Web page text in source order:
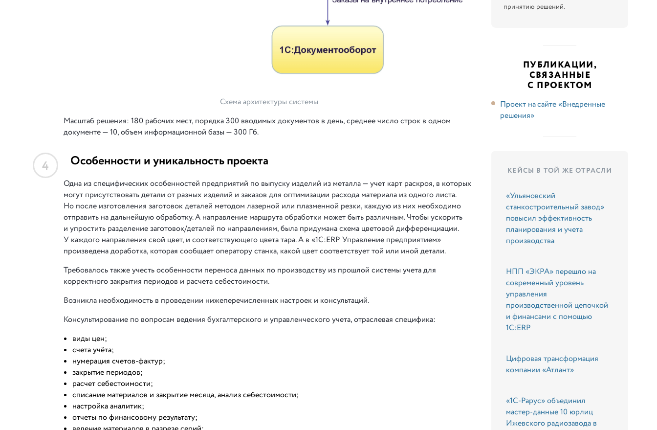
Схема архитектуры системы
Масштаб решения: 180 рабочих мест, порядка 300 вводимых документов в день, среднее число строк в одном
документе — 10, объем информационной базы — 300 Гб.
4 Особенности и уникальность проекта
Одна из специфических особенностей предприятий по выпуску изделий из металла — учет карт раскроя, в которых
могут присутствовать детали от разных изделий и заказов для оптимизации расхода материала из одного листа.
Но после изготовления заготовок деталей методом лазерной или плазменной резки, каждую из них необходимо
отправить на дальнейшую обработку. А направление маршрута обработки может быть различным. Чтобы ускорить
и упростить разделение заготовок/деталей по направлениям, была придумана схема цветовой дифференциации.
У каждого направления свой цвет, и соответствующего цвета тара. А в «1С:ERP Управление предприятием»
произведена доработка, которая сообщает оператору станка, какой цвет соответствует той или иной детали.
Требовалось также учесть особенности переноса данных по производству из прошлой системы учета для
корректного закрытия периодов и расчета себестоимости.
Возникла необходимость в проведении нижеперечисленных настроек и консультаций.
Консультирование по вопросам ведения бухгалтерского и управленческого учета, отраслевая специфика:
виды цен;
счета учёта;
нумерация счетов-фактур;
закрытие периодов;
расчет себестоимости;
списание материалов и закрытие месяца, анализ себестоимости;
настройка аналитик;
отчеты по финансовому результату;
принятию решений.
ПУБЛИКАЦИИ,
СВЯЗАННЫЕ
С ПРОЕКТОМ
Проект на сайте «Внедренные
решения»
КЕЙСЫ В ТОЙ ЖЕ ОТРАСЛИ
«Ульяновский
станкостроительный завод»
повысил эффективность
планирования и учета
производства
НПП «ЭКРА» перешло на
современный уровень
управления
производственной цепочкой
и финансами с помощью
1С:ERP
Цифровая трансформация
компании «Атлант»
«1С-Рарус» объединил
мастер-данные 10 юрлиц
Ижевского радиозавода в